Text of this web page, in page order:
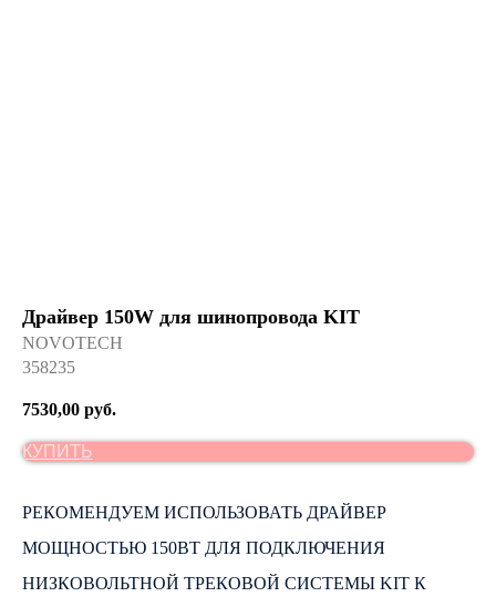
Драйвер 150W для шинопровода KIT
NOVOTECH
358235
7530,00 руб.
КУПИТЬ
РЕКОМЕНДУЕМ ИСПОЛЬЗОВАТЬ ДРАЙВЕР
МОЩНОСТЬЮ 150ВТ ДЛЯ ПОДКЛЮЧЕНИЯ
НИЗКОВОЛЬТНОЙ ТРЕКОВОЙ СИСТЕМЫ KIT К